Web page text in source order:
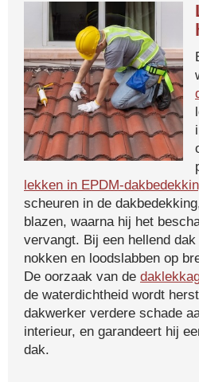
lekken in EPDM-
scheuren in de
blazen, waarna hij het
vervangt. Bij een hellend
nokken en loodslabben op
De oorzaak van de
de waterdichtheid wordt
dakwerker verdere schade
interieur, en garandeert hij
dak.